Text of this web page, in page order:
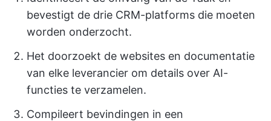
bevestigt de drie CRM-platforms die moeten
worden onderzocht.
Het doorzoekt de websites en documentatie
van elke leverancier om details over AI-
functies te verzamelen.
Compileert bevindingen in een